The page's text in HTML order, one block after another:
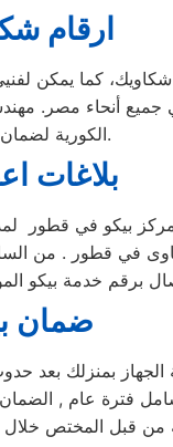
ارقام
مصر الاستفادة من خدمة
المتقدمة في
الكورية لضمان جودة الخدمة التي نقدمها.
بلاغات
في قطور لمدة 15 ساعة يوميًا، وطوال أسبوع
ضمان
الجهاز بمنزلك